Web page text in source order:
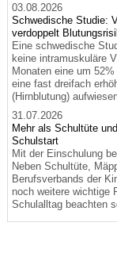
03.08.2026
Schwedische Studie:
verdoppelt
Eine schwedische
keine intramuskuläre
Monaten eine um
eine fast dreifach
(Hirnblutung)
31.07.2026
Mehr als Schultüte
Schulstart
Mit der Einschulung
Neben Schultüte,
Berufsverbands der
noch weitere wichtige
Schulalltag beachten